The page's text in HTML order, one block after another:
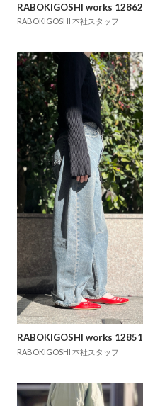
RABOKIGOSHI works 12862
RABOKIGOSHI 本社スタッフ
RABOKIGOSHI works 12851
RABOKIGOSHI 本社スタッフ